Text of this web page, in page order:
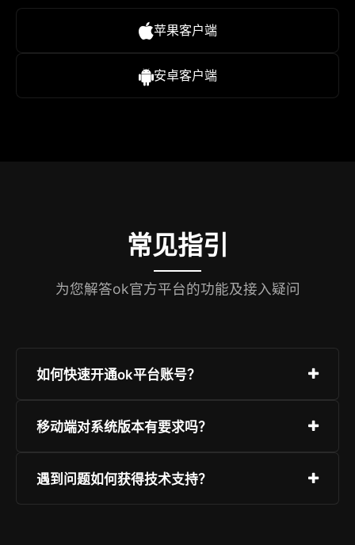
苹果客户端
安卓客户端
常见指引
为您解答ok官方平台的功能及接入疑问
如何快速开通ok平台账号？
只需访问注册页面，提交您的基础通信信息并设定
移动端对系统版本有要求吗？
ok下载官网提供的应用广泛适配Android及iOS的
遇到问题如何获得技术支持？